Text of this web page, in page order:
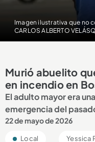
Imagen ilustrativa que no
CARLOS ALBERTO
Murió abuelito
en incendio en
El adulto mayor era
emergencia del
22 de mayo de 2026
Local Yessica